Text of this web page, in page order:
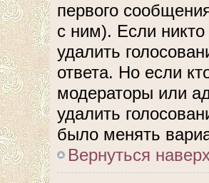
первого
с ним). Если
удалить
ответа. Но если
модераторы или
удалить
было менять
Вернуться